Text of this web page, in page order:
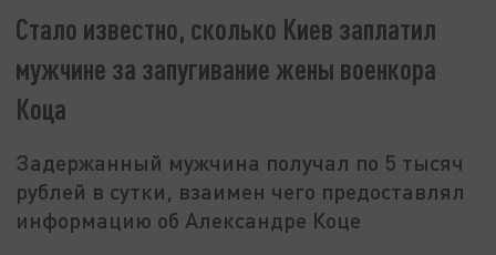
Стало известно, сколько Киев заплатил
мужчине за запугивание жены военкора
Коца
Задержанный мужчина получал по 5 тысяч
рублей в сутки, взаимен чего предоставлял
информацию об Александре Коце